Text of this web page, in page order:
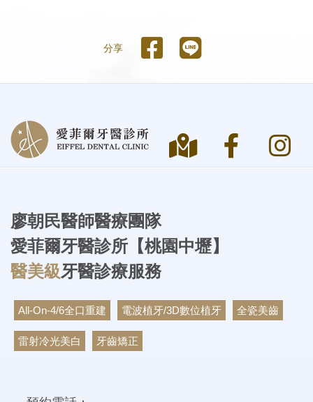
分享
廖朝民醫師醫療團隊
醫美級牙醫診療服務
All-On-4/6全口重建 電波植牙/3D數位植牙 全瓷美齒
雷射冷光美白 牙齒矯正